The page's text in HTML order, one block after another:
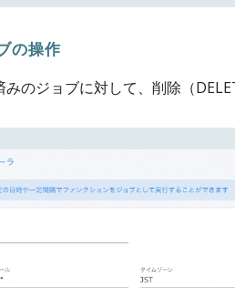
の操作
みのジョブに対して、削除（